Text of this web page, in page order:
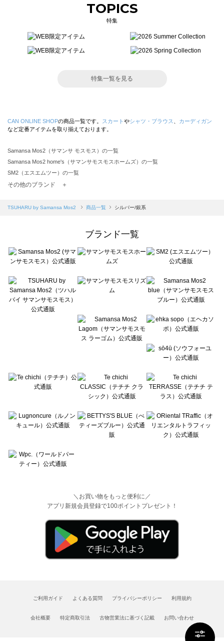
TOPICS
特集
特集一覧を見る
CAN ONLINE SHOPの商品一覧です。 スカート やシャツ・ブラウス
カーディガン
など定番アイテムを取り揃えております。
Samansa Mos2（サマンサ モスモス）の一覧
Samansa Mos2 home's（サマンサモスモスホームズ）の一覧
SM2（エスエムツー）の一覧
TSUHARU by Samansa Mos2（ツハルバイサマンサモスモス）の一覧
Samansa Mos2 blue（サマンサモスモス ブルー）の一覧
Te chichi（テチチ）の一覧
Te chichi CLASSIC（テチチ クラシック）の一覧
Lugnoncure（ルノンキュール）の一覧
BETTY'S BLUE（べティーズブルー）の一覧
Wpc.（ワールドパーティー）の一覧
その他のブランド ＋
TSUHARU by Samansa Mos2 商品一覧 シルバー/銀系
ブランド一覧
＼お買い物をもっと便利に／
アプリ新規会員登録で100ポイントプレゼント！
ご利用ガイド よくある質問 プライバシーポリシー 利用規約
会社概要 特定商取引法 古物営業法に基づく記載 お問い合わせ